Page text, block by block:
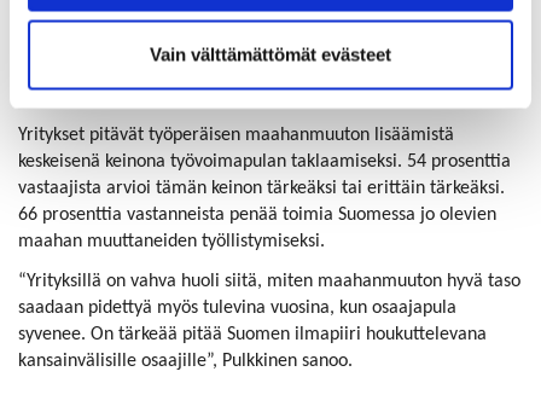
Vain välttämättömät evästeet
Suhdannetilanteesta huolimatta 45 prosenttia yrityksistä arvioi,
turvaamiseksi.
Yritykset pitävät työperäisen maahanmuuton lisäämistä
keskeisenä keinona työvoimapulan taklaamiseksi. 54 prosenttia
vastaajista arvioi tämän keinon tärkeäksi tai erittäin tärkeäksi.
66 prosenttia vastanneista penää toimia Suomessa jo olevien
maahan muuttaneiden työllistymiseksi.
“Yrityksillä on vahva huoli siitä, miten maahanmuuton hyvä taso
saadaan pidettyä myös tulevina vuosina, kun osaajapula
syvenee. On tärkeää pitää Suomen ilmapiiri houkuttelevana
kansainvälisille osaajille”, Pulkkinen sanoo.